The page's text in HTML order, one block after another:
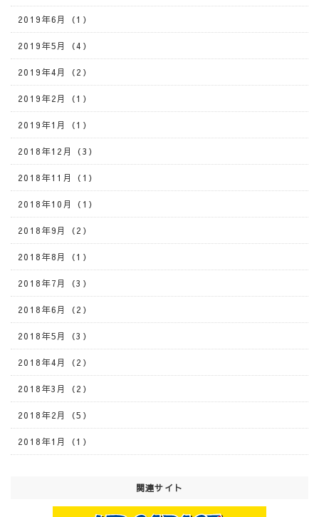
2019年6月（1）
2019年5月（4）
2019年4月（2）
2019年2月（1）
2019年1月（1）
2018年12月（3）
2018年11月（1）
2018年10月（1）
2018年9月（2）
2018年8月（1）
2018年7月（3）
2018年6月（2）
2018年5月（3）
2018年4月（2）
2018年3月（2）
2018年2月（5）
2018年1月（1）
関連サイト